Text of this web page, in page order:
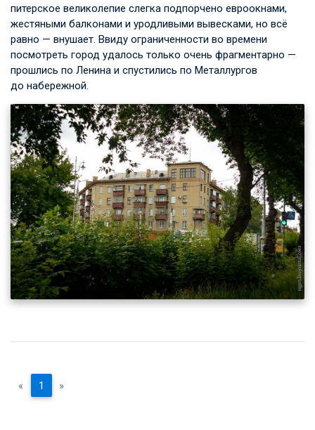
питерское великолепие слегка подпорчено евроокнами,
жестяными балконами и уродливыми вывесками, но всё
равно — внушает. Ввиду ограниченности во времени
посмотреть город удалось только очень фрагментарно —
прошлись по Ленина и спустились по Металлургов
до набережной.
« 1 »